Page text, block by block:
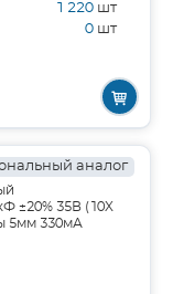
1 220 шт
0 шт
аналог
±20% 35В (10X
5мм 330мА